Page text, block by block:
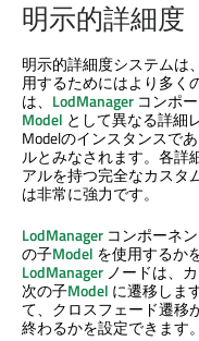
明示的詳細度
明示的詳細度システムは
用するためにはより多く
は、 LodManager コンポ
Model として異なる詳細
Modelのインスタンスで
ルとみなされます。各詳
アルを持つ完全なカスタ
は非常に強力です。
LodManager コンポーネ
の子Model を使用するか
LodManager ノードは、
次の子Model に遷移します
て、クロスフェード遷移
終わるかを設定できます。